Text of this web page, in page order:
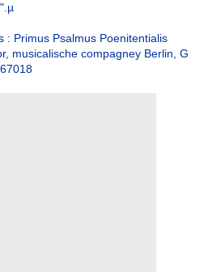
: Primus Psalmus Poenitentialis
musicalische compagney Berlin, G